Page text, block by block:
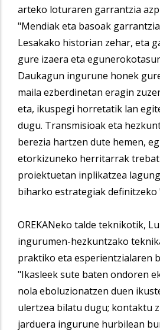
arteko loturaren garrantzia
"Mendiak eta basoak
Lesakako historian zehar, eta
gure izaera eta
Daukagun ingurune honek
maila ezberdinetan eragin
eta, ikuspegi horretatik lan
dugu. Transmisioak eta
berezia hartzen dute hemen,
etorkizuneko herritarrak
proiektuetan inplikatzea
biharko estrategiak definitzeko
OREKANeko talde teknikotik,
ingurumen-hezkuntzako
praktiko eta esperientzialaren
"Ikasleek sute baten ondoren
nola eboluzionatzen duen
ulertzea bilatu dugu; kontaktu
jarduera ingurune hurbilean